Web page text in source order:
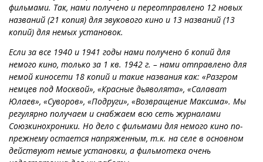
фильмами. Так, нами получено и переотправлено 12 новых
названий (21 копия) для звукового кино и 13 названий (13
копий) для немых установок.
Если за все 1940 и 1941 годы нами получено 6 копий для
немого кино, только за 1 кв. 1942 г. – нами отправлено для
немой киносети 18 копий и такие названия как: «Разгром
немцев под Москвой», «Красные дьяволята», «Салават
Юлаев», «Суворов», «Подруги», «Возвращение Максима». Мы
регулярно получаем и снабжаем всю сеть журналами
Союзкинохроники. Но дело с фильмами для немого кино по-
прежнему остается напряженным, т.к. на селе в основном
действуют немые установки, а фильмотека очень